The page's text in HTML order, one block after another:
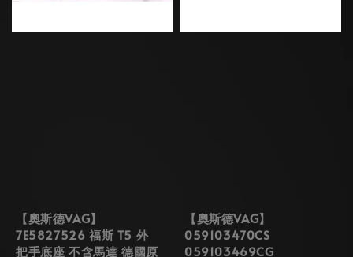
【奧斯德VAG】
7E5827526 福斯 T5 外
把手底座 不含馬達 德國原
【奧斯德VAG】
059103470CS
059103469CG